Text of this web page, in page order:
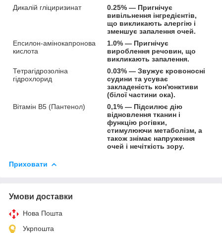
Дикалій гліциризинат
0.25% — Пригнічує
вивільнення інгредієнтів,
що викликають алергію і
зменшує запалення очей.
Епсилон-амінокапронова
кислота
1.0% — Пригнічує
вироблення речовин, що
викликають запалення.
Тетрагідрозоліна
гідрохлорид
0.03% — Звужує кровоносні
судини та усуває
закладеність кон'юнктиви
(білої частини ока).
Вітамін B5 (Пантенол)
0,1% — Підсилює дію
відновлення тканин і
функцію рогівки,
стимулюючи метаболізм, а
також знімає напруження
очей і нечіткість зору.
Приховати
Умови доставки
Нова Пошта
Укрпошта